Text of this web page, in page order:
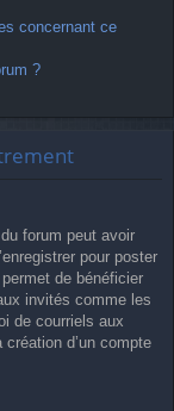
concernant ce
?
forum peut avoir
pour poster
de bénéficier
invités comme les
de courriels aux
d’un compte